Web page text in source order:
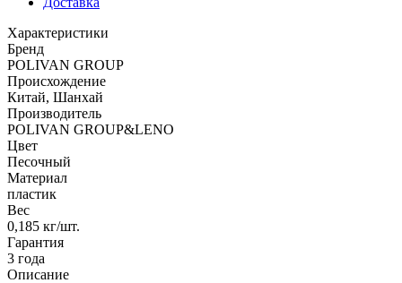
Характеристики
Бренд
POLIVAN GROUP
Происхождение
Китай, Шанхай
Производитель
POLIVAN GROUP&LENO
Цвет
Песочный
Материал
пластик
Вес
0,185 кг/шт.
Гарантия
3 года
Описание